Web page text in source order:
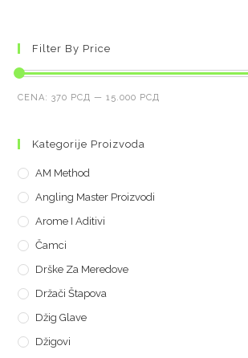
Filter By Price
CENA:370 РСД —15.000 РСД
Kategorije Proizvoda
AM Method
Angling Master Proizvodi
Arome I Aditivi
Čamci
Drške Za Meredove
Držači Štapova
Džig Glave
Džigovi